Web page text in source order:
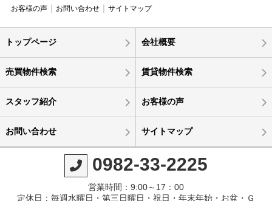
お客様の声
お問い合わせ サイトマップ
トップページ 会社概要
売買物件検索 賃貸物件検索
スタッフ紹介 お客様の声
お問い合わせ サイトマップ
0982-33-2225
営業時間：9:00～17：00
定休日：毎週水曜日・第三日曜日・祝日・年末年始・お盆・Ｇ